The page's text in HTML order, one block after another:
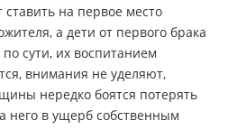
на первое место
а дети от первого брака
сути, их воспитанием
внимания не уделяют,
нередко боятся потерять
него в ущерб собственным